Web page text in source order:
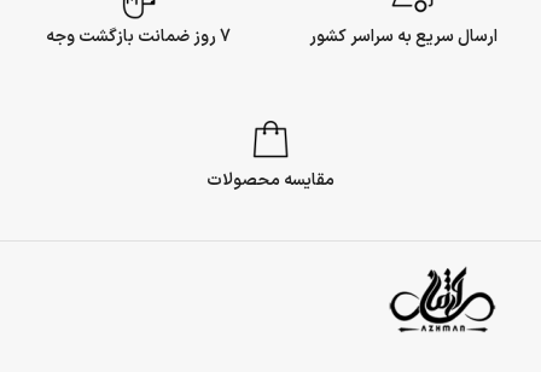
ارسال سریع به سراسر کشور 7 روز ضمانت بازگشت وجه
مقایسه محصولات